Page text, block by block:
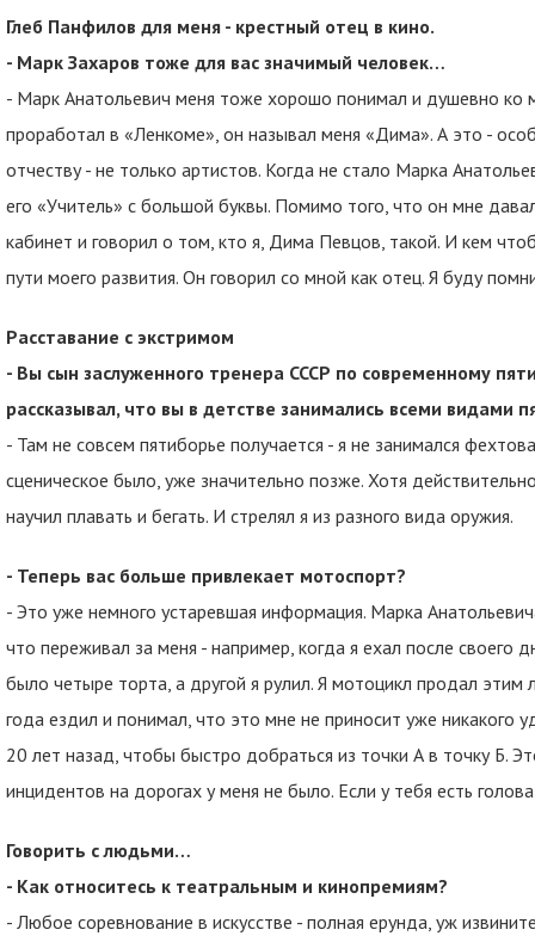
Глеб Панфилов для меня - крестный отец в кино.
- Марк Захаров тоже для вас значимый человек…
- Марк Анатольевич меня тоже хорошо понимал и душевно ко
проработал в «Ленкоме», он называл меня «Дима». А это -
отчеству - не только артистов. Когда не стало Марка
его «Учитель» с большой буквы. Помимо того, что он мне
кабинет и говорил о том, кто я, Дима Певцов, такой. И кем
пути моего развития. Он говорил со мной как отец. Я буду
Расставание с экстримом
- Вы сын заслуженного тренера СССР по современному
рассказывал, что вы в детстве занимались всеми видами
- Там не совсем пятиборье получается - я не занимался
сценическое было, уже значительно позже. Хотя
научил плавать и бегать. И стрелял я из разного вида оружия.
- Теперь вас больше привлекает мотоспорт?
- Это уже немного устаревшая информация. Марка
что переживал за меня - например, когда я ехал после своего
было четыре торта, а другой я рулил. Я мотоцикл продал
года ездил и понимал, что это мне не приносит уже никакого
20 лет назад, чтобы быстро добраться из точки А в точку Б.
инцидентов на дорогах у меня не было. Если у тебя есть
Говорить с людьми…
- Как относитесь к театральным и кинопремиям?
- Любое соревнование в искусстве - полная ерунда, уж